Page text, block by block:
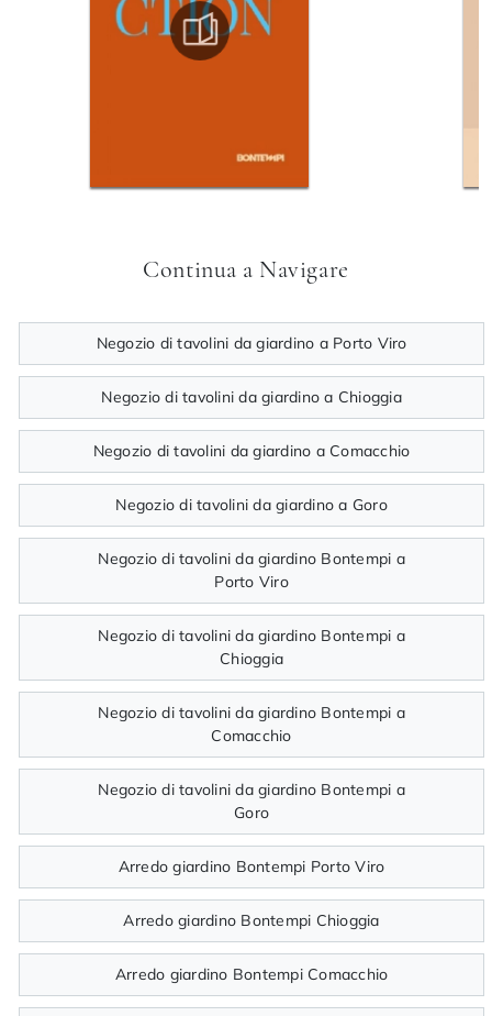
Continua a Navigare
Negozio di tavolini da giardino a Porto Viro
Negozio di tavolini da giardino a Chioggia
Negozio di tavolini da giardino a Comacchio
Negozio di tavolini da giardino a Goro
Negozio di tavolini da giardino Bontempi a
Porto Viro
Negozio di tavolini da giardino Bontempi a
Chioggia
Negozio di tavolini da giardino Bontempi a
Comacchio
Negozio di tavolini da giardino Bontempi a
Goro
Arredo giardino Bontempi Porto Viro
Arredo giardino Bontempi Chioggia
Arredo giardino Bontempi Comacchio